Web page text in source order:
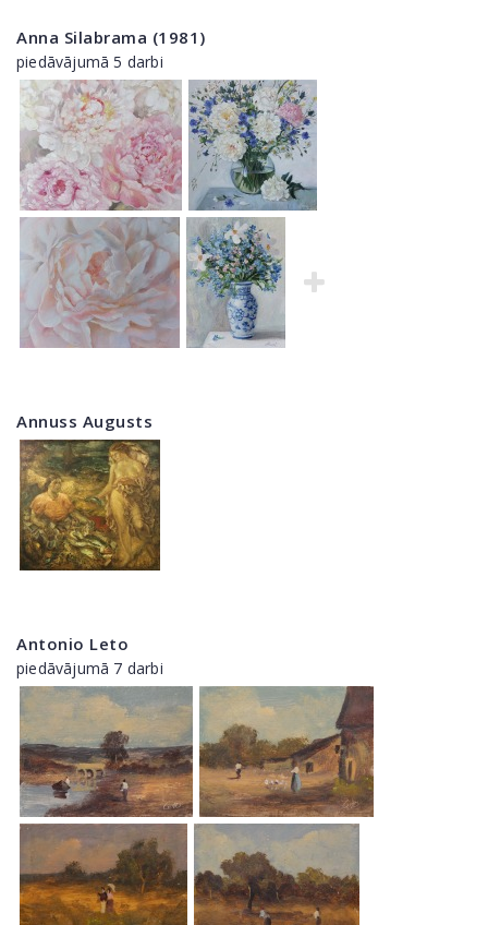
Anna Silabrama (1981)
piedāvājumā 5 darbi
Annuss Augusts
Antonio Leto
piedāvājumā 7 darbi